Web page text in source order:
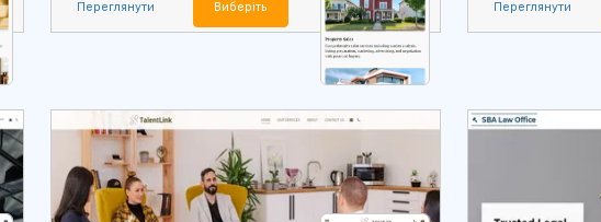
Переглянути Виберіть Переглянути